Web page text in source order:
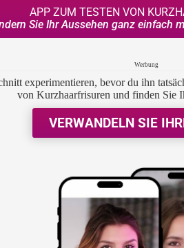
APP ZUM TESTEN VON
Sie Ihr Aussehen ganz einfach
Werbung
experimentieren, bevor du ihn
von Kurzhaarfrisuren und finden Sie
VERWANDELN SIE